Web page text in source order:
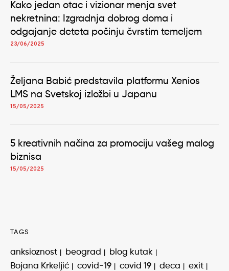
Kako jedan otac i vizionar menja svet
nekretnina: Izgradnja dobrog doma i
odgajanje deteta počinju čvrstim temeljem
23/06/2025
Željana Babić predstavila platformu Xenios
LMS na Svetskoj izložbi u Japanu
15/05/2025
5 kreativnih načina za promociju vašeg malog
biznisa
15/05/2025
TAGS
anksioznost beograd
blog kutak
Bojana Krkeljić
covid-19 covid 19 deca
exit